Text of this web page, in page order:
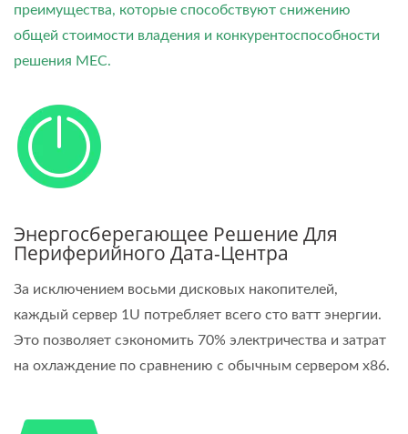
преимущества, которые способствуют снижению
общей стоимости владения и конкурентоспособности
решения MEC.
Энергосберегающее Решение Для
Периферийного Дата-Центра
За исключением восьми дисковых накопителей,
каждый сервер 1U потребляет всего сто ватт энергии.
Это позволяет сэкономить 70% электричества и затрат
на охлаждение по сравнению с обычным сервером x86.